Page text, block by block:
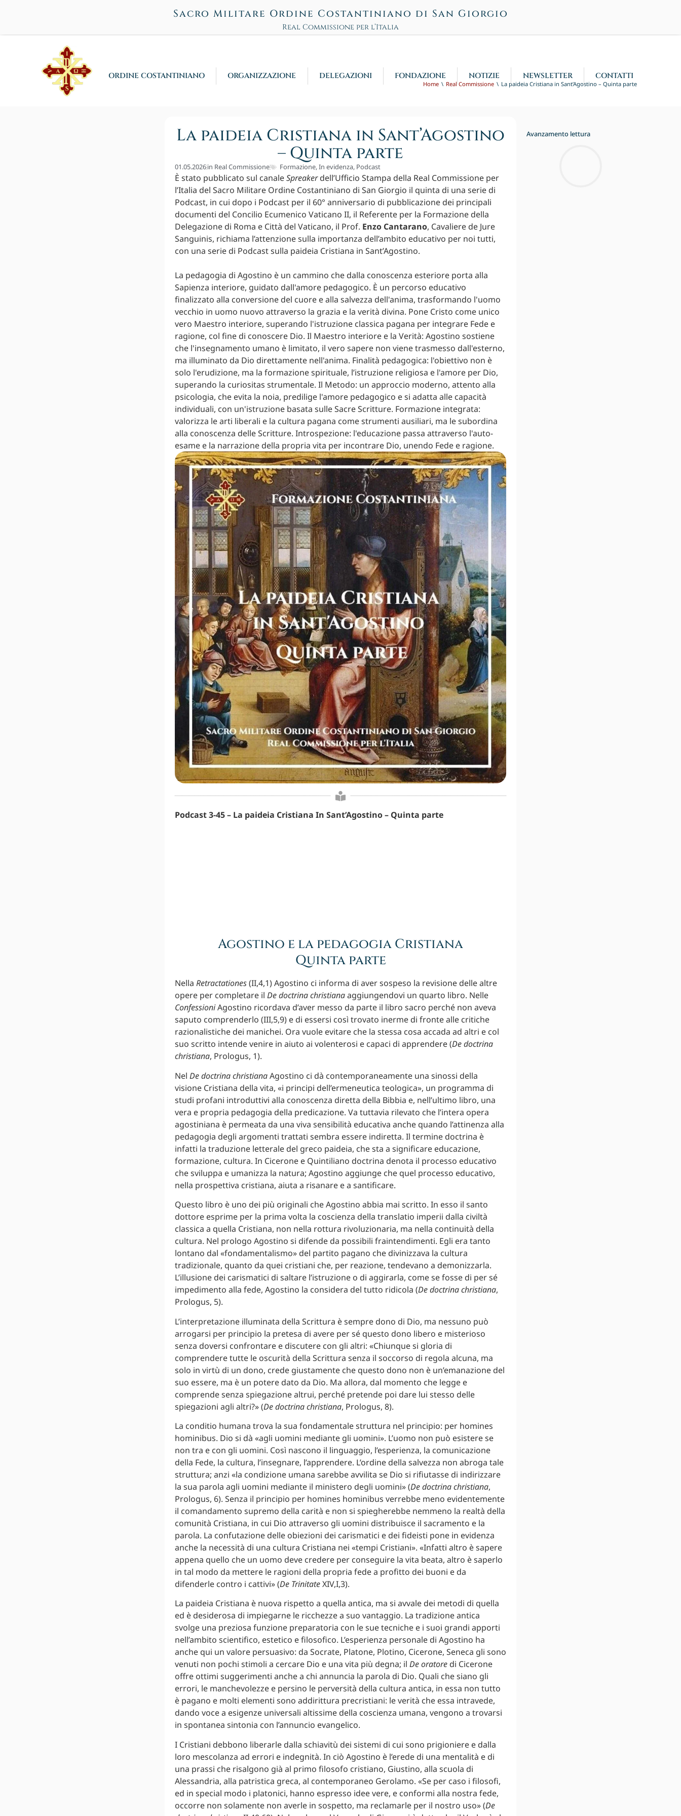
Sacro Militare Ordine Costantiniano di San Giorgio
Real Commissione per l’Italia
ORDINE COSTANTINIANO ORGANIZZAZIONE DELEGAZIONI FONDAZIONE NOTIZIE NEWSLETTER CONTATTI
Home Real Commissione La paideia Cristiana in Sant’Agostino – Quinta parte
La paideia Cristiana in Sant’Agostino
– Quinta parte
01.05.2026in Real Commissione Formazione,In evidenza, Podcast
È stato pubblicato sul canaleSpreakerdell’Ufficio Stampa della Real Commissione per
l’Italia del Sacro Militare Ordine Costantiniano di San Giorgio il quinta di una serie di
Podcast, in cui dopo i Podcast per il 60° anniversario di pubblicazione dei principali
documenti del Concilio Ecumenico Vaticano II, il Referente per la Formazione della
Delegazione di Roma e Città del Vaticano, il Prof. Enzo Cantarano, Cavaliere de Jure
Sanguinis, richiama l’attenzione sulla importanza dell’ambito educativo per noi tutti,
con una serie di Podcast sulla paideia Cristiana in Sant’Agostino.
La pedagogia di Agostino è un cammino che dalla conoscenza esteriore porta alla
Sapienza interiore, guidato dall'amore pedagogico. È un percorso educativo
finalizzato alla conversione del cuore e alla salvezza dell'anima, trasformando l'uomo
vecchio in uomo nuovo attraverso la grazia e la verità divina. Pone Cristo come unico
vero Maestro interiore, superando l'istruzione classica pagana per integrare Fede e
ragione, col fine di conoscere Dio. Il Maestro interiore e la Verità: Agostino sostiene
che l'insegnamento umano è limitato, il vero sapere non viene trasmesso dall'esterno,
ma illuminato da Dio direttamente nell'anima. Finalità pedagogica: l'obiettivo non è
solo l'erudizione, ma la formazione spirituale, l’istruzione religiosa e l'amore per Dio,
superando la curiositas strumentale. Il Metodo: un approccio moderno, attento alla
psicologia, che evita la noia, predilige l'amore pedagogico e si adatta alle capacità
individuali, con un'istruzione basata sulle Sacre Scritture. Formazione integrata:
valorizza le arti liberali e la cultura pagana come strumenti ausiliari, ma le subordina
alla conoscenza delle Scritture. Introspezione: l'educazione passa attraverso l'auto-
esame e la narrazione della propria vita per incontrare Dio, unendo Fede e ragione.
Podcast 3-45 – La paideia Cristiana In Sant’Agostino – Quinta parte
Agostino e la pedagogia Cristiana
Quinta parte
Nella Retractationes(II,4,1) Agostino ci informa di aver sospeso la revisione delle altre
opere per completare il De doctrina christianaaggiungendovi un quarto libro. Nelle
ConfessioniAgostino ricordava d’aver messo da parte il libro sacro perché non aveva
saputo comprenderlo (III,5,9) e di essersi così trovato inerme di fronte alle critiche
razionalistiche dei manichei. Ora vuole evitare che la stessa cosa accada ad altri e col
suo scritto intende venire in aiuto ai volenterosi e capaci di apprendere (De doctrina
christiana, Prologus, 1).
Nel De doctrina christianaAgostino ci dà contemporaneamente una sinossi della
visione Cristiana della vita, «i principi dell’ermeneutica teologica», un programma di
studi profani introduttivi alla conoscenza diretta della Bibbia e, nell’ultimo libro, una
vera e propria pedagogia della predicazione. Va tuttavia rilevato che l’intera opera
agostiniana è permeata da una viva sensibilità educativa anche quando l’attinenza alla
pedagogia degli argomenti trattati sembra essere indiretta. Il termine doctrina è
infatti la traduzione letterale del greco paideia, che sta a significare educazione,
formazione, cultura. In Cicerone e Quintiliano doctrina denota il processo educativo
che sviluppa e umanizza la natura; Agostino aggiunge che quel processo educativo,
nella prospettiva cristiana, aiuta a risanare e a santificare.
Questo libro è uno dei più originali che Agostino abbia mai scritto. In esso il santo
dottore esprime per la prima volta la coscienza della translatio imperii dalla civiltà
classica a quella Cristiana, non nella rottura rivoluzionaria, ma nella continuità della
cultura. Nel prologo Agostino si difende da possibili fraintendimenti. Egli era tanto
lontano dal «fondamentalismo» del partito pagano che divinizzava la cultura
tradizionale, quanto da quei cristiani che, per reazione, tendevano a demonizzarla.
L’illusione dei carismatici di saltare l’istruzione o di aggirarla, come se fosse di per sé
impedimento alla fede, Agostino la considera del tutto ridicola (De doctrina christiana,
Prologus, 5).
L’interpretazione illuminata della Scrittura è sempre dono di Dio, ma nessuno può
arrogarsi per principio la pretesa di avere per sé questo dono libero e misterioso
senza doversi confrontare e discutere con gli altri: «Chiunque si gloria di
comprendere tutte le oscurità della Scrittura senza il soccorso di regola alcuna, ma
solo in virtù di un dono, crede giustamente che questo dono non è un’emanazione del
suo essere, ma è un potere dato da Dio. Ma allora, dal momento che legge e
comprende senza spiegazione altrui, perché pretende poi dare lui stesso delle
spiegazioni agli altri?» (De doctrina christiana, Prologus, 8).
La conditio humana trova la sua fondamentale struttura nel principio: per homines
hominibus. Dio si dà «agli uomini mediante gli uomini». L’uomo non può esistere se
non tra e con gli uomini. Così nascono il linguaggio, l’esperienza, la comunicazione
della Fede, la cultura, l’insegnare, l’apprendere. L’ordine della salvezza non abroga tale
struttura; anzi «la condizione umana sarebbe avvilita se Dio si rifiutasse di indirizzare
la sua parola agli uomini mediante il ministero degli uomini» (De doctrina christiana,
Prologus, 6). Senza il principio per homines hominibus verrebbe meno evidentemente
il comandamento supremo della carità e non si spiegherebbe nemmeno la realtà della
comunità Cristiana, in cui Dio attraverso gli uomini distribuisce il sacramento e la
parola. La confutazione delle obiezioni dei carismatici e dei fideisti pone in evidenza
anche la necessità di una cultura Cristiana nei «tempi Cristiani». «Infatti altro è sapere
appena quello che un uomo deve credere per conseguire la vita beata, altro è saperlo
in tal modo da mettere le ragioni della propria fede a profitto dei buoni e da
difenderle contro i cattivi» (De TrinitateXIV,I,3).
La paideia Cristiana è nuova rispetto a quella antica, ma si avvale dei metodi di quella
ed è desiderosa di impiegarne le ricchezze a suo vantaggio. La tradizione antica
svolge una preziosa funzione preparatoria con le sue tecniche e i suoi grandi apporti
nell’ambito scientifico, estetico e filosofico. L’esperienza personale di Agostino ha
anche qui un valore persuasivo: da Socrate, Platone, Plotino, Cicerone, Seneca gli sono
venuti non pochi stimoli a cercare Dio e una vita più degna; il De oratoredi Cicerone
offre ottimi suggerimenti anche a chi annuncia la parola di Dio. Quali che siano gli
errori, le manchevolezze e persino le perversità della cultura antica, in essa non tutto
è pagano e molti elementi sono addirittura precristiani: le verità che essa intravede,
dando voce a esigenze universali altissime della coscienza umana, vengono a trovarsi
in spontanea sintonia con l’annuncio evangelico.
I Cristiani debbono liberarle dalla schiavitù dei sistemi di cui sono prigioniere e dalla
loro mescolanza ad errori e indegnità. In ciò Agostino è l’erede di una mentalità e di
una prassi che risalgono già al primo filosofo cristiano, Giustino, alla scuola di
Alessandria, alla patristica greca, al contemporaneo Gerolamo. «Se per caso i filosofi,
ed in special modo i platonici, hanno espresso idee vere, e conformi alla nostra fede,
occorre non solamente non averle in sospetto, ma reclamarle per il nostro uso» (De
Avanzamento lettura